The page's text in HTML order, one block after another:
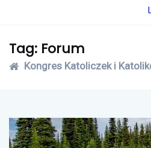
Tag: Forum
Kongres Katoliczek i